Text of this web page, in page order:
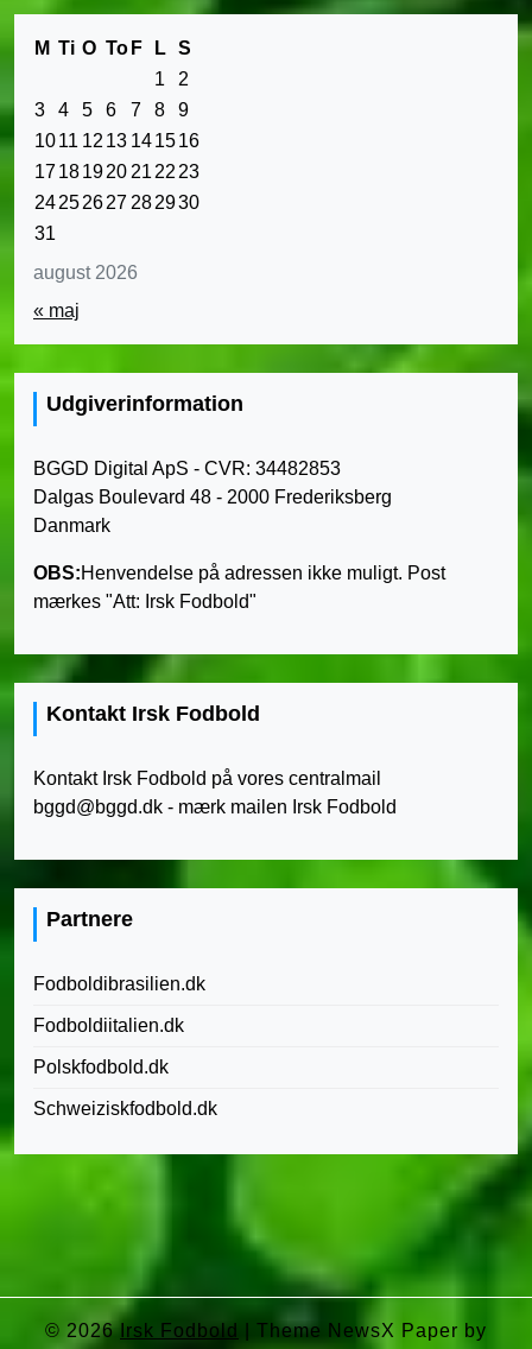
august 2026
M Ti O To F L S
1
2
3
4 5 6 7 8
9
1011 12 13 141516
17181920 21 22 23
24252627 282930
31
« maj
Udgiverinformation
BGGD Digital ApS - CVR: 34482853
Dalgas Boulevard 48 - 2000 Frederiksberg
Danmark
OBS:Henvendelse på adressen ikke muligt. Post
mærkes "Att: Irsk Fodbold"
Kontakt Irsk Fodbold
Kontakt Irsk Fodbold på vores centralmail
bggd@bggd.dk - mærk mailen Irsk Fodbold
Partnere
Fodboldibrasilien.dk
Fodboldiitalien.dk
Polskfodbold.dk
Schweiziskfodbold.dk
© 2026 Irsk Fodbold Theme NewsX Paper by